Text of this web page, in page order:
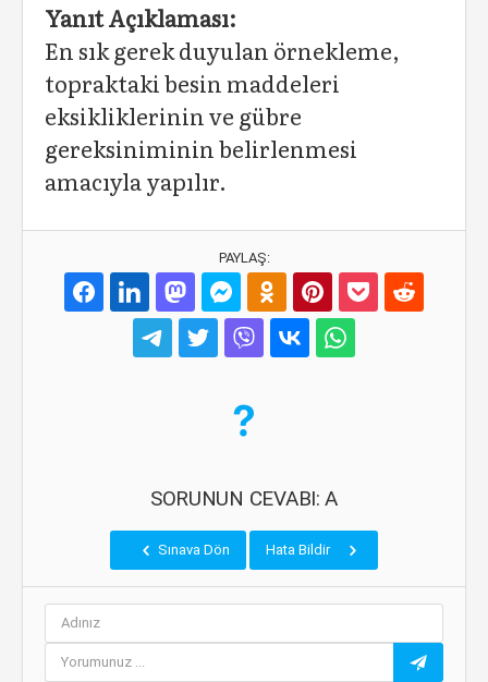
Yanıt Açıklaması:
En sık gerek duyulan örnekleme,
topraktaki besin maddeleri
eksikliklerinin ve gübre
gereksiniminin belirlenmesi
amacıyla yapılır.
PAYLAŞ:
SORUNUN CEVABI: A
Sınava Dön Hata Bildir